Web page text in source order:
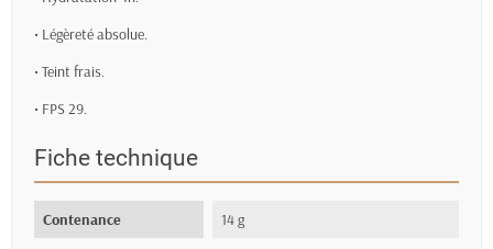
• Légèreté absolue.
• Teint frais.
• FPS 29.
Fiche technique
Contenance 14 g